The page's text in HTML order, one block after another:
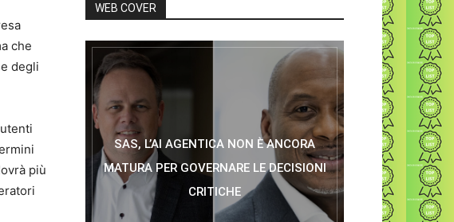
che
degli
più
WEB COVER
SAS, L’AI AGENTICA NON È ANCORA
MATURA PER GOVERNARE LE DECISIONI
CRITICHE